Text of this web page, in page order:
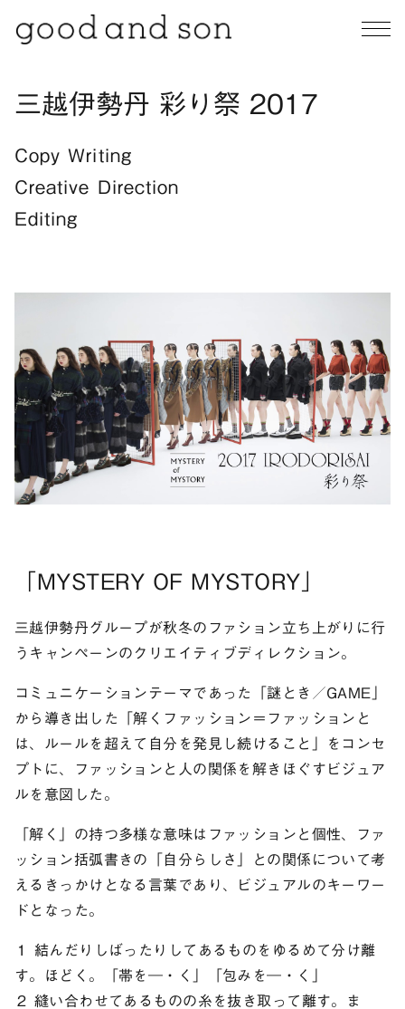
三越伊勢丹 彩り祭 2017
Copy Writing
Creative Direction
Editing
「MYSTERY OF MYSTORY」
三越伊勢丹グループが秋冬のファション立ち上がりに行
うキャンペーンのクリエイティブディレクション。
コミュニケーションテーマであった「謎とき／GAME」
から導き出した「解くファッション＝ファッションと
は、ルールを超えて自分を発見し続けること」をコンセ
プトに、ファッションと人の関係を解きほぐすビジュア
ルを意図した。
「解く」の持つ多様な意味はファッションと個性、ファ
ッション括弧書きの「自分らしさ」との関係について考
えるきっかけとなる言葉であり、ビジュアルのキーワー
ドとなった。
１ 結んだりしばったりしてあるものをゆるめて分け離
す。ほどく。「帯を―・く」「包みを―・く」
２ 縫い合わせてあるものの糸を抜き取って離す。ま